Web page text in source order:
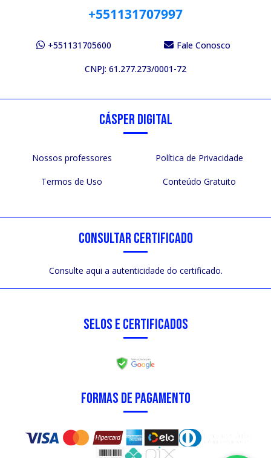
+551131707997
+551131705600 Fale Conosco
CNPJ: 61.277.273/0001-72
CÁSPER DIGITAL
Nossos professores
Termos de Uso
Política de Privacidade
Conteúdo Gratuito
CONSULTAR CERTIFICADO
Consulte aqui a autenticidade do certificado.
SELOS E CERTIFICADOS
FORMAS DE PAGAMENTO